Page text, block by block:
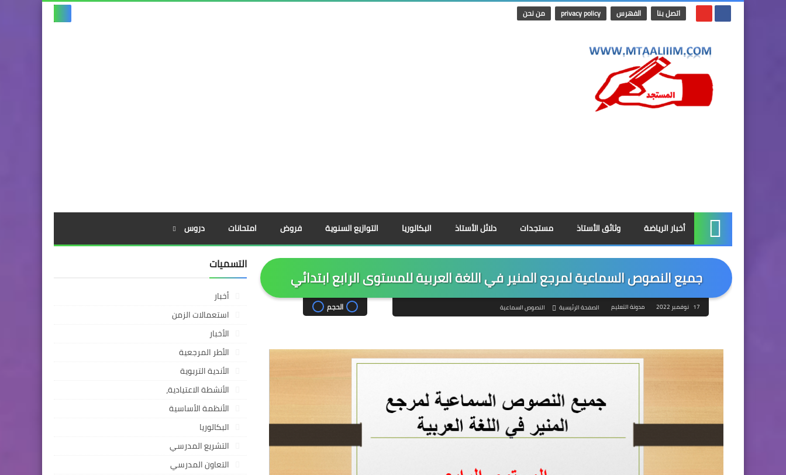
اتصل بنا الفهرس privacy policy من نحن
الرئيسية
أخبار الرياضة وثائق الأستاذ مستجدات دلائل الأستاذ البكالوريا التوازيع السنوية فروض امتحانات دروس
جميع النصوص السماعية لمرجع المنير في اللغة العربية للمستوى الرابع ابتدائي
17 نوفمبر 2022 مدونة التعليم الصفحة الرئيسية النصوص السماعية الحجم
التسميات
أخبار
استعمالات الزمن
الأخبار
الأطر المرجعية
الأندية التربوية
الأنشطة الاعتيادية،
الأنظمة الأساسية
البكالوريا
التشريع المدرسي
التعاون المدرسي